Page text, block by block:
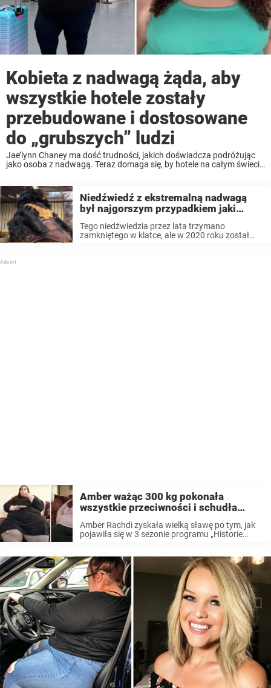
Kobieta z nadwagą żąda, aby
wszystkie hotele zostały
przebudowane i dostosowane
do „grubszych” ludzi
Jae’lynn Chaney ma dość trudności, jakich doświadcza podróżując
jako osoba z nadwagą. Teraz domaga się, by hotele na całym świecie
Niedźwiedź z ekstremalną nadwagą
był najgorszym przypadkiem jaki
widzieli miłośnicy zwierząt – nikt nie
mógł uwierzyć, jak wygląda 2 lata
później
Tego niedźwiedzia przez lata trzymano
zamkniętego w klatce, ale w 2020 roku został
Amber ważąc 300 kg pokonała
wszystkie przeciwności i schudła
ponad 120 kg – dziś wygląda
bombowo
Amber Rachdi zyskała wielką sławę po tym, jak
pojawiła się w 3 sezonie programu „Historie
zagrożone. Dziś, pięć lat po programie, Amber ...